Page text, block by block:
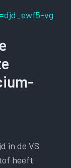
vg
in de VS
heeft